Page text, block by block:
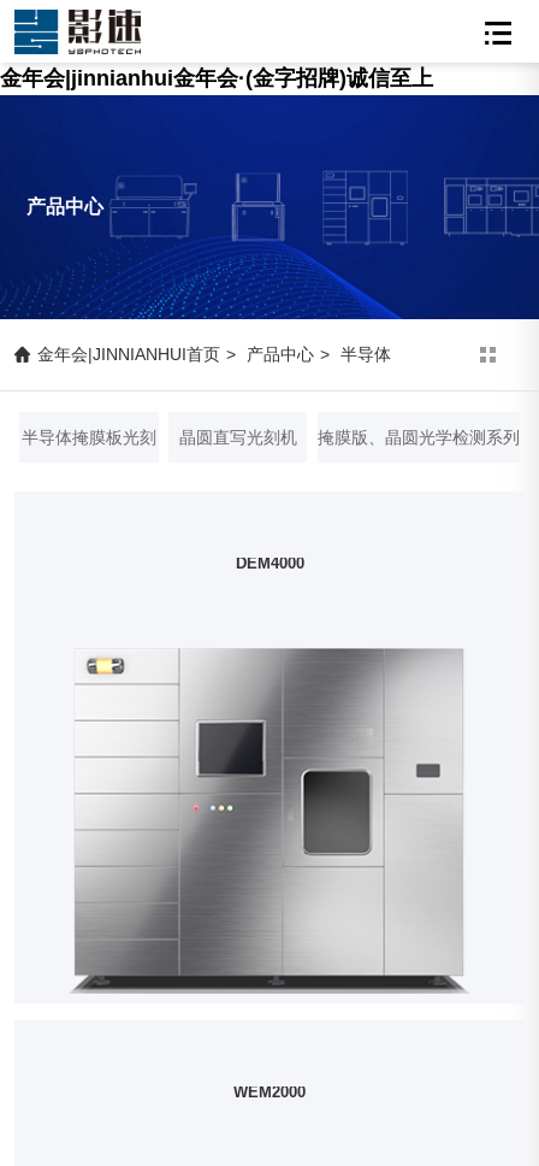
金年会|jinnianhui金年会·(金字招牌)诚信至上
产品中心
金年会|JINNIANHUI首页 > 产品中心 > 半导体
半导体掩膜板光刻 晶圆直写光刻机 掩膜版、晶圆光学检测系列
DEM4000
WEM2000